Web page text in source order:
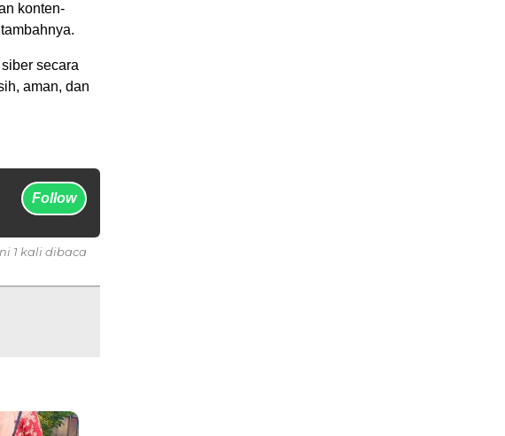
konten-
secara
aman, dan
Follow
1 kali dibaca